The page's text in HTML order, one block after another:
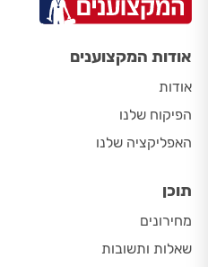
אודות המקצוענים
אודות
הפיקוח שלנו
האפליקציה שלנו
תוכן
מחירונים
שאלות ותשובות